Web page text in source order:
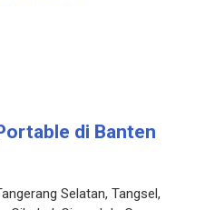
di Banten
Selatan, Tangsel,